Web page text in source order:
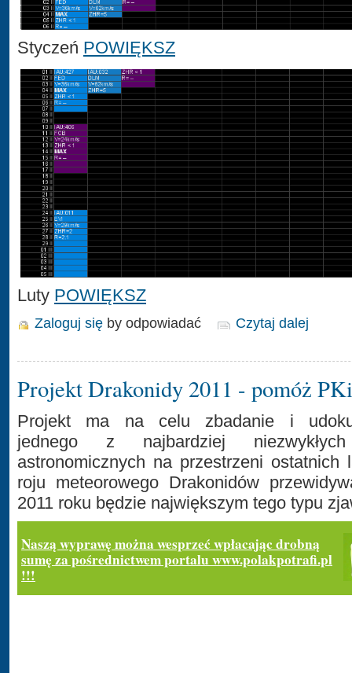
Styczeń POWIĘKSZ
Luty POWIĘKSZ
Zaloguj się by odpowiadać Czytaj dalej
Projekt Drakonidy 2011 - pomóż
Projekt ma na celu zbadanie i
jednego z najbardziej
astronomicznych na przestrzeni ostatnich
roju meteorowego Drakonidów
2011 roku będzie największym tego typu
Naszą wyprawę można wesprzeć wpłacając drobną
sumę za pośrednictwem portalu www.polakpotrafi.pl
!!!